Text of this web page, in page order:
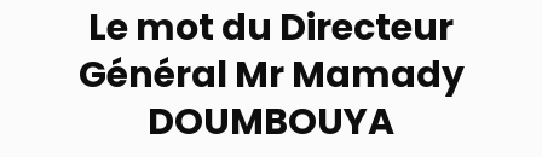
Le mot du Directeur
Général Mr Mamady
DOUMBOUYA